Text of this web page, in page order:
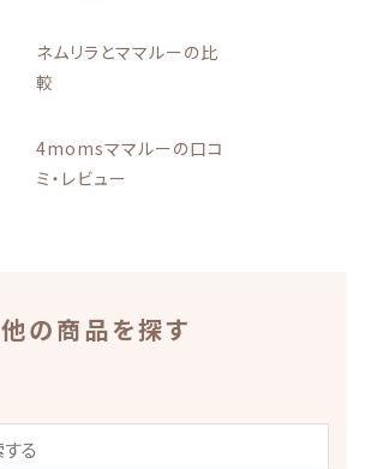
ネムリラとママルーの比
較
4momsママルーの口コ
ミ・レビュー
他の商品を探す